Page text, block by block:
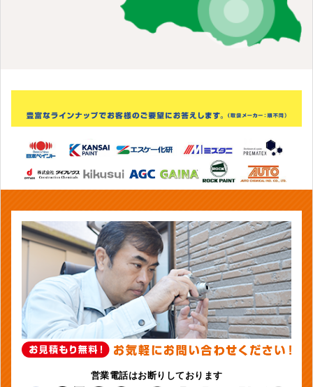
営業電話はお断りしております